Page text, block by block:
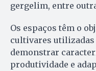
gergelim, entre
Os espaços têm o
cultivares utilizadas
demonstrar
produtividade e